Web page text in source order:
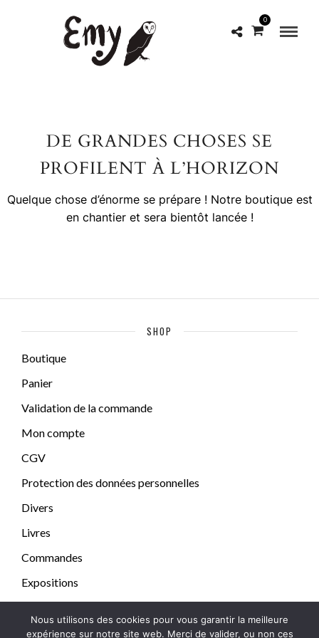
0
DE GRANDES CHOSES SE
PROFILENT À L’HORIZON
Quelque chose d’énorme se prépare ! Notre boutique est
en chantier et sera bientôt lancée !
SHOP
Boutique
Panier
Validation de la commande
Mon compte
CGV
Protection des données personnelles
Divers
Livres
Commandes
Expositions
Nous utilisons des cookies pour vous garantir la meilleure
expérience sur notre site web. Merci de valider, ou non ces